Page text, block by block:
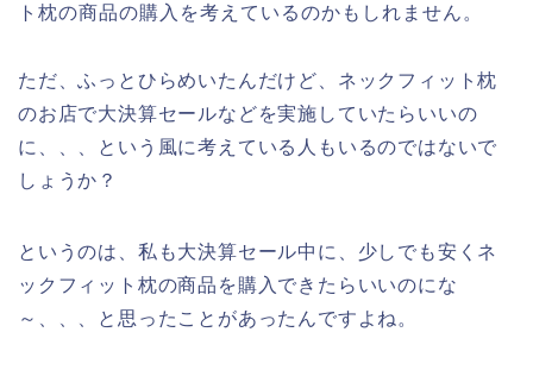
ト枕の商品の購入を考えているのかもしれません。
ただ、ふっとひらめいたんだけど、ネックフィット枕
のお店で大決算セールなどを実施していたらいいの
に、、、という風に考えている人もいるのではないで
しょうか？
というのは、私も大決算セール中に、少しでも安くネ
ックフィット枕の商品を購入できたらいいのにな
～、、、と思ったことがあったんですよね。